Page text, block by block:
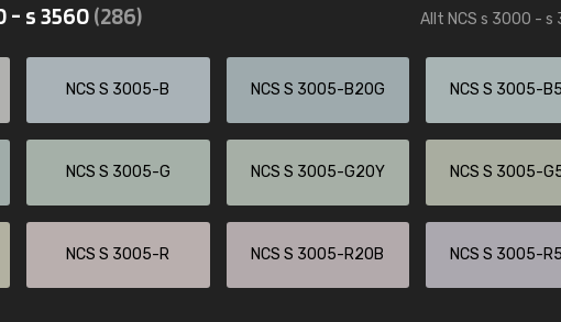
- s 3560(286) Allt NCS s 3000 - s
NCS S 3005-B NCS S 3005-B20G NCS S 3005-
NCS S 3005-G NCS S 3005-G20Y NCS S 3005-
NCS S 3005-R NCS S 3005-R20B NCS S 3005-